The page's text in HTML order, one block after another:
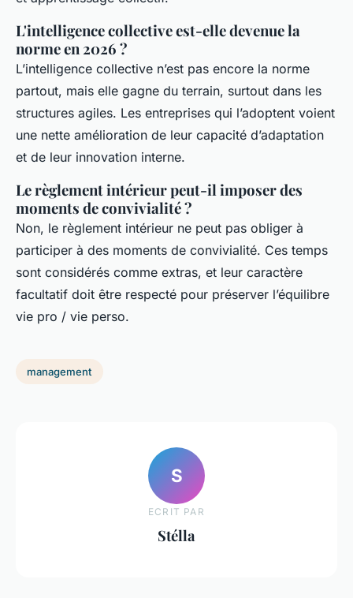
L'intelligence collective est-elle devenue la
norme en 2026 ?
L’intelligence collective n’est pas encore la norme
partout, mais elle gagne du terrain, surtout dans les
structures agiles. Les entreprises qui l’adoptent voient
une nette amélioration de leur capacité d’adaptation
et de leur innovation interne.
Le règlement intérieur peut-il imposer des
moments de convivialité ?
Non, le règlement intérieur ne peut pas obliger à
participer à des moments de convivialité. Ces temps
sont considérés comme extras, et leur caractère
facultatif doit être respecté pour préserver l’équilibre
vie pro / vie perso.
management
S
ECRIT PAR
Stélla